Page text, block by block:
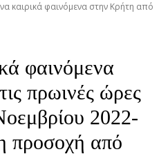
καιρικά φαινόμενα στην Κρήτη από
φαινόμενα
πρωινές ώρες
2022-
προσοχή από